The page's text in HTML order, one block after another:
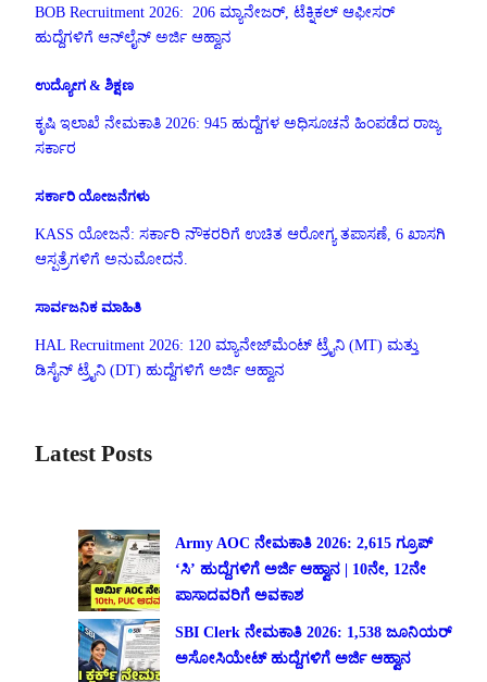
BOB Recruitment 2026: 206 ಮ್ಯಾನೇಜರ್, ಟೆಕ್ನಿಕಲ್ ಆಫೀಸರ್
ಹುದ್ದೆಗಳಿಗೆ ಆನ್‌ಲೈನ್ ಅರ್ಜಿ ಆಹ್ವಾನ
ಉದ್ಯೋಗ & ಶಿಕ್ಷಣ
ಕೃಷಿ ಇಲಾಖೆ ನೇಮಕಾತಿ 2026: 945 ಹುದ್ದೆಗಳ ಅಧಿಸೂಚನೆ ಹಿಂಪಡೆದ ರಾಜ್ಯ
ಸರ್ಕಾರ
ಸರ್ಕಾರಿ ಯೋಜನೆಗಳು
KASS ಯೋಜನೆ: ಸರ್ಕಾರಿ ನೌಕರರಿಗೆ ಉಚಿತ ಆರೋಗ್ಯ ತಪಾಸಣೆ, 6 ಖಾಸಗಿ
ಆಸ್ಪತ್ರೆಗಳಿಗೆ ಅನುಮೋದನೆ.
ಸಾರ್ವಜನಿಕ ಮಾಹಿತಿ
HAL Recruitment 2026: 120 ಮ್ಯಾನೇಜ್‌ಮೆಂಟ್ ಟ್ರೈನಿ (MT) ಮತ್ತು
ಡಿಸೈನ್ ಟ್ರೈನಿ (DT) ಹುದ್ದೆಗಳಿಗೆ ಅರ್ಜಿ ಆಹ್ವಾನ
Latest Posts
Army AOC ನೇಮಕಾತಿ 2026: 2,615 ಗ್ರೂಪ್
‘ಸಿ’ ಹುದ್ದೆಗಳಿಗೆ ಅರ್ಜಿ ಆಹ್ವಾನ | 10ನೇ, 12ನೇ
ಪಾಸಾದವರಿಗೆ ಅವಕಾಶ
SBI Clerk ನೇಮಕಾತಿ 2026: 1,538 ಜೂನಿಯರ್
ಅಸೋಸಿಯೇಟ್ ಹುದ್ದೆಗಳಿಗೆ ಅರ್ಜಿ ಆಹ್ವಾನ